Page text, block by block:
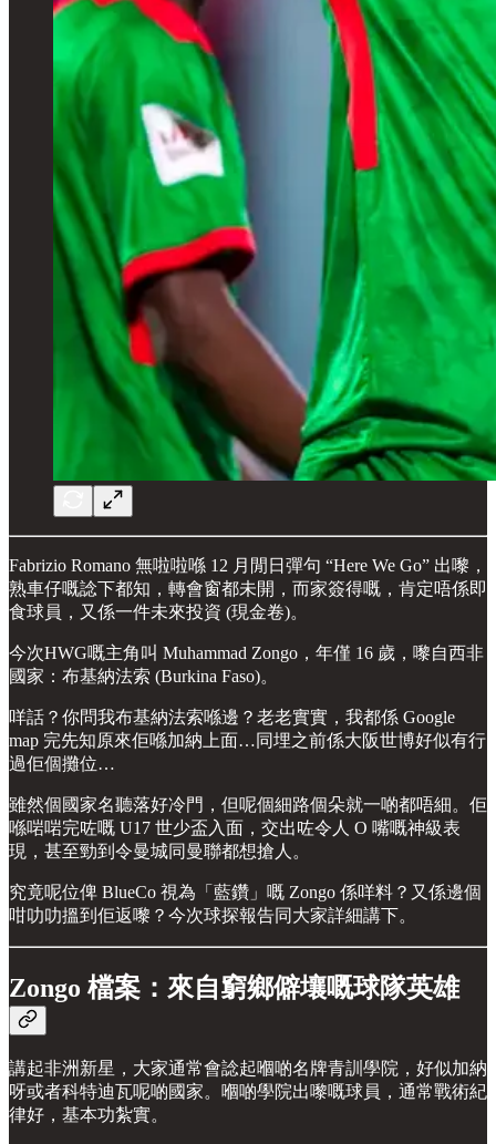
Fabrizio Romano 無啦啦喺 12 月閒日彈句 “Here We Go” 出嚟，
熟車仔嘅諗下都知，轉會窗都未開，而家簽得嘅，肯定唔係即
食球員，又係一件未來投資 (現金卷)。
今次HWG嘅主角叫 Muhammad Zongo，年僅 16 歲，嚟自西非
國家：布基納法索 (Burkina Faso)。
咩話？你問我布基納法索喺邊？老老實實，我都係 Google
map 完先知原來佢喺加納上面…同埋之前係大阪世博好似有行
過佢個攤位…
雖然個國家名聽落好冷門，但呢個細路個朵就一啲都唔細。佢
喺啱啱完咗嘅 U17 世少盃入面，交出咗令人 O 嘴嘅神級表
現，甚至勁到令曼城同曼聯都想搶人。
究竟呢位俾 BlueCo 視為「藍鑽」嘅 Zongo 係咩料？又係邊個
咁叻叻搵到佢返嚟？今次球探報告同大家詳細講下。
Zongo 檔案：來自窮鄉僻壤嘅球隊英雄
講起非洲新星，大家通常會諗起嗰啲名牌青訓學院，好似加納
呀或者科特迪瓦呢啲國家。嗰啲學院出嚟嘅球員，通常戰術紀
律好，基本功紮實。